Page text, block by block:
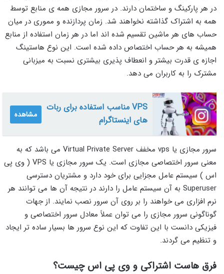
در هر پارکینگ و ساختمان دارند. در سرور مجازی همه ی منابع توسط
همه به اشتراک گذاشته نخواهند شد. زمان پردازنده و مموری در میان
حساب های هر ماشین تقسیم شده اند اما در هر زمان استفاده از منابع
همیشه به هر حساب اختصاص داده شده است. این نوع هاستینگ
اجازه ی قدرت بیشتر و انعطاف پذیری بیشتری نسبت به میزبانی
مشترک را به کاربران می دهد.
VPS مناسب استفاده برای ربات
های اینستاگرام
مشاهده
سرور مجازی یا vps مخفف Virtual Private Server می باشد که به
معنی سرور اختصاصی مجازی است. یک سرور مجازی یا VPS ( وی پی
اس ) سیستم عامل مجزایی برای خود دارد و مشتریان دسترسی
Superuser به آن سیستم عامل را دارند در نتیجه آن ها می توانند هر
نرم افزاری می خواهند را بر روی آن سرور نصب نمایند. از جهات
گوناگونی سرور مجازی را می توان عملاً معادل سرور اختصاصی و
فیزیکی دانست با این تفاوت که این نوع سرور ها بسیار ساده تر ایجاد
و تنظیم می گردند.
فرق هاست اشتراکی و وی پی اس چیست؟